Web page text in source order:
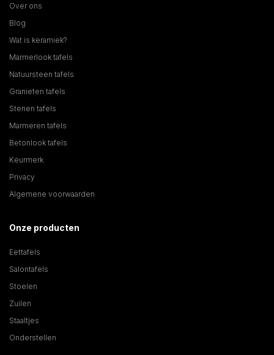
Over ons
Blog
Wat is keramiek?
Marmerlook tafels
Natuursteen tafels
Granieten tafels
Stenen tafels
Marmeren tafels
Betonlook tafels
Keurmerk
Privacy
Algemene voorwaarden
Onze producten
Eettafels
Salontafels
Stoelen
Zuilen
Staaltjes
Onderstellen